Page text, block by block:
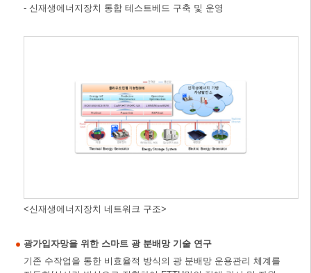
- 신재생에너지장치 통합 테스트베드 구축 및 운영
<신재생에너지장치 네트워크 구조>
광가입자망을 위한 스마트 광 분배망 기술 연구
기존 수작업을 통한 비효율적 방식의 광 분배망 운용관리 체계를